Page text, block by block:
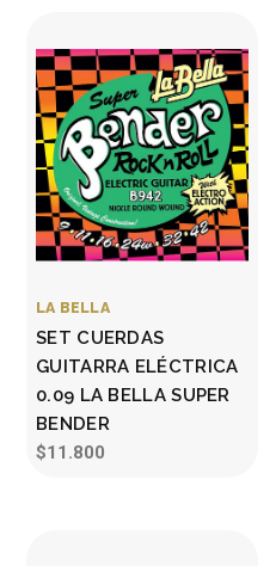
LA BELLA
SET CUERDAS
GUITARRA ELÉCTRICA
0.09 LA BELLA SUPER
BENDER
$11.800